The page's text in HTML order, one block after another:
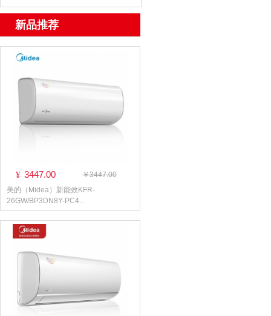
新品推荐
¥ 3447.00
￥3447.00
美的（Midea）新能效KFR-
26GW/BP3DN8Y-PC4...